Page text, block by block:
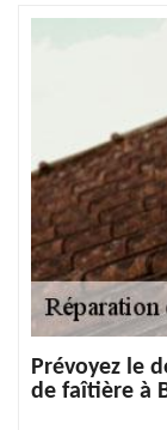
Prévoyez le
de faîtière à